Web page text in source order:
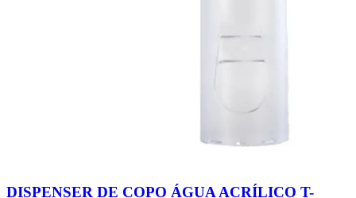
DISPENSER DE COPO ÁGUA ACRÍLICO T-